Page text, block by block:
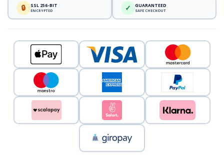
🔒 SSL 256-BIT
ENCRYPTED ✓ GUARANTEED
SAFE CHECKOUT